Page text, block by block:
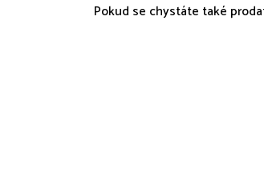
Pokud se chystáte také